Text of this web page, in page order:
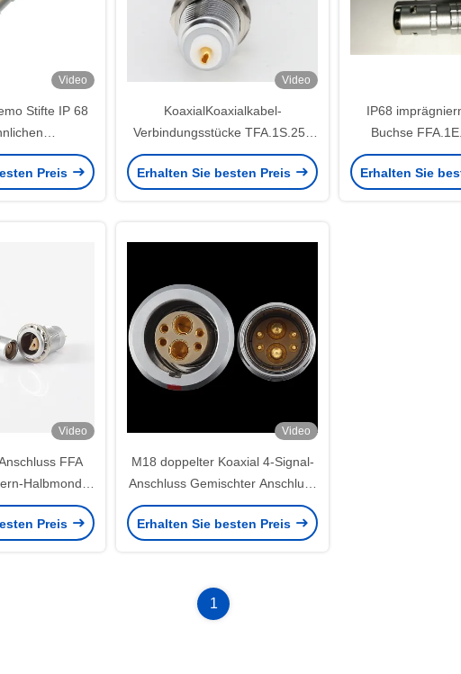
Video
Stifte IP 68
1E Reihen-
1.6mm
Preis
Video
KoaxialKoaxialkabel-
Verbindungsstücke TFA.1S.250
des Stempel-1S
Erhalten Sie besten Preis
IP68
Buchse
Erhalten Sie
Video
FFA
Halbmond-
Preis
Video
M18 doppelter Koaxial 4-Signal-
Anschluss Gemischter Anschluss
FGG EGG 3B 4+2 Stecker und
Steckdose
Erhalten Sie besten Preis
1